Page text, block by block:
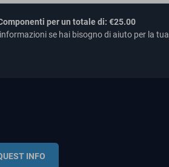
per un totale di: €25.00
se hai bisogno di aiuto per la tua
INFO